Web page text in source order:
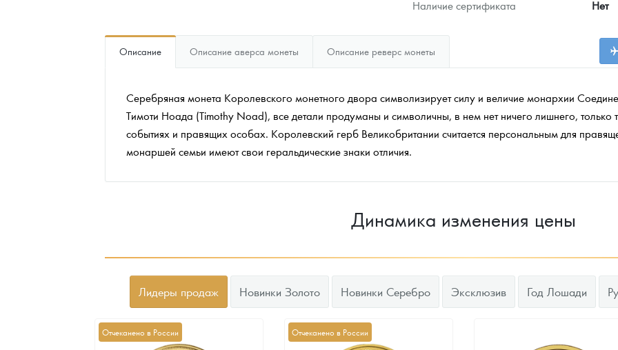
Монеты и жетоны из недрагоценных металлов
Наличие сертификата
Нет
Описание Описание аверса монеты Описание реверс монеты
Серебряная монета Королевского монетного двора символизирует силу и величие монархии
Тимоти Ноада (Timothy Noad), все детали продуманы и символичны, в нем нет ничего лишнего, только
событиях и правящих особах. Королевский герб Великобритании считается персональным для
монаршей семьи имеют свои геральдические знаки отличия.
Динамика изменения цены
Лидеры продаж Новинки Золото Новинки Серебро Эксклюзив Год Лошади
Отчеканено в России Отчеканено в России